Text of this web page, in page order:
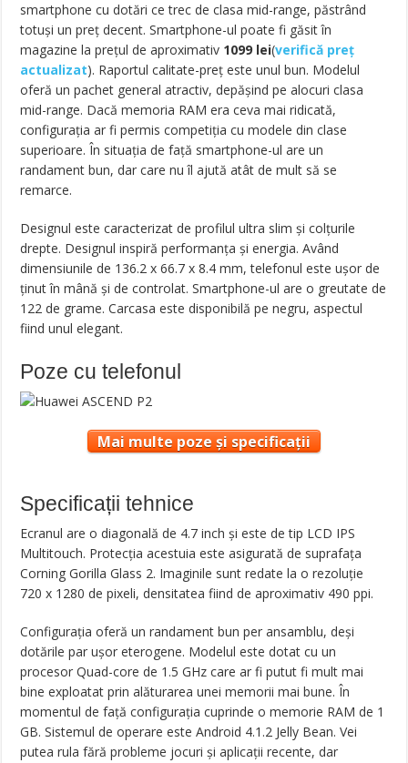
smartphone cu dotări ce trec de clasa mid-range, păstrând
totuși un preț decent. Smartphone-ul poate fi găsit în
magazine la prețul de aproximativ 1099 lei(verifică preț
actualizat). Raportul calitate-preț este unul bun. Modelul
oferă un pachet general atractiv, depășind pe alocuri clasa
mid-range. Dacă memoria RAM era ceva mai ridicată,
configurația ar fi permis competiția cu modele din clase
superioare. În situația de față smartphone-ul are un
randament bun, dar care nu îl ajută atât de mult să se
remarce.
Designul este caracterizat de profilul ultra slim și colțurile
drepte. Designul inspiră performanța și energia. Având
dimensiunile de 136.2 x 66.7 x 8.4 mm, telefonul este ușor de
ținut în mână și de controlat. Smartphone-ul are o greutate de
122 de grame. Carcasa este disponibilă pe negru, aspectul
fiind unul elegant.
Poze cu telefonul
Mai multe poze și specificații
Specificații tehnice
Ecranul are o diagonală de 4.7 inch și este de tip LCD IPS
Multitouch. Protecția acestuia este asigurată de suprafața
Corning Gorilla Glass 2. Imaginile sunt redate la o rezoluție
720 x 1280 de pixeli, densitatea fiind de aproximativ 490 ppi.
Configurația oferă un randament bun per ansamblu, deși
dotările par ușor eterogene. Modelul este dotat cu un
procesor Quad-core de 1.5 GHz care ar fi putut fi mult mai
bine exploatat prin alăturarea unei memorii mai bune. În
momentul de față configurația cuprinde o memorie RAM de 1
GB. Sistemul de operare este Android 4.1.2 Jelly Bean. Vei
putea rula fără probleme jocuri și aplicații recente, dar